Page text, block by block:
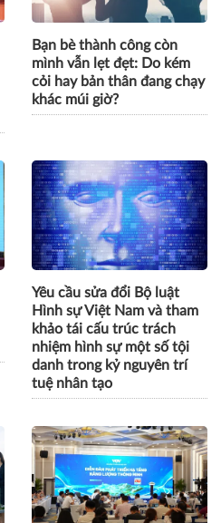
Bạn bè thành công còn
mình vẫn lẹt đẹt: Do kém
cỏi hay bản thân đang chạy
khác múi giờ?
Yêu cầu sửa đổi Bộ luật
Hình sự Việt Nam và tham
khảo tái cấu trúc trách
nhiệm hình sự một số tội
danh trong kỷ nguyên trí
tuệ nhân tạo